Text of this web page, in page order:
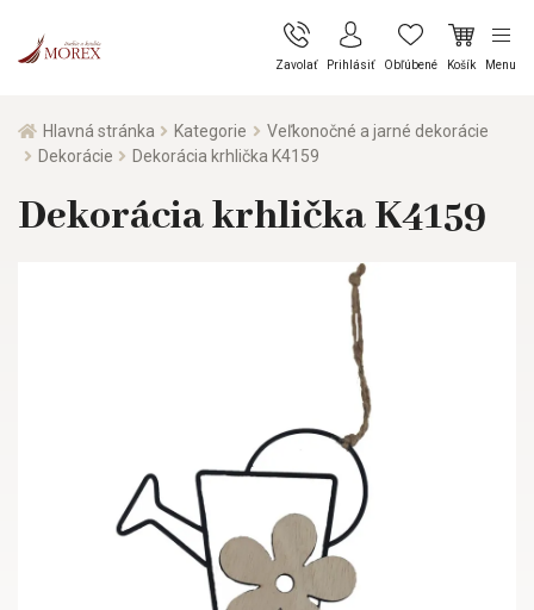
Zavolať Prihlásiť Obľúbené Košík Menu
Hlavná stránka Kategorie
Veľkonočné a jarné dekorácie
Dekorácie
Dekorácia krhlička K4159
Dekorácia krhlička K4159